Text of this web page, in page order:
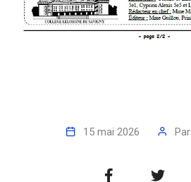
15 mai 2026 Par